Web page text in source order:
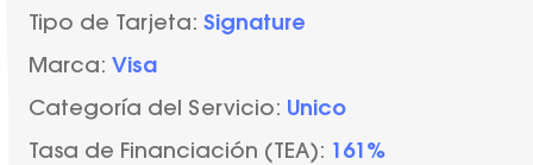
Tipo de Tarjeta: Signature
Marca: Visa
Categoría del Servicio: Unico
Tasa de Financiación (TEA):
161%